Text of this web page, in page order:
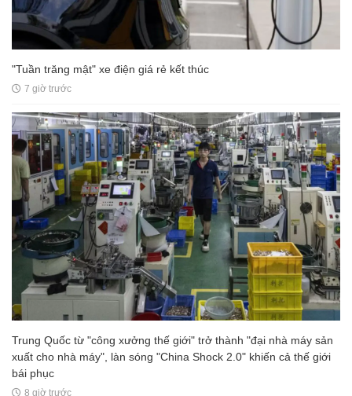
"Tuần trăng mật" xe điện giá rẻ kết thúc
7 giờ trước
Trung Quốc từ "công xưởng thế giới" trở thành "đại nhà máy sản
xuất cho nhà máy", làn sóng "China Shock 2.0" khiến cả thế giới
bái phục
8 giờ trước